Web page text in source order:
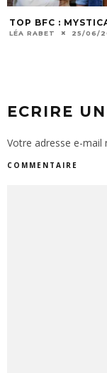
TOP BFC : LBD –
LÉA RABET 11/
ECRIRE
Votre adresse e-mail
COMMENTAIRE